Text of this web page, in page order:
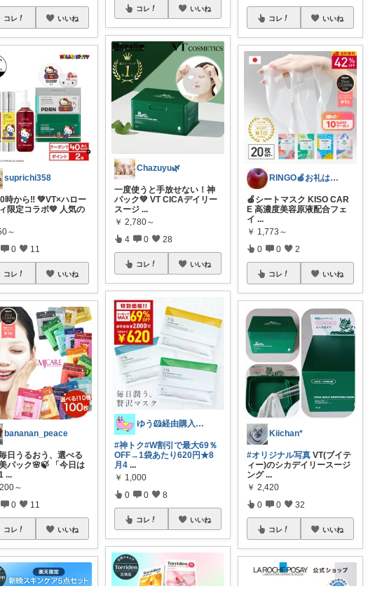
コレ いいね
suprichi358
時から‼️ 💚VT×ハロー
限定コラボ💚 人気の
～
0 11
コレ いいね
bananan_peace
毎日うるおう、選べる
パック🌸🍃 「今日は
...
～
0 11
コレ いいね
コレ いいね
Chazuyu🌿
一度使うと手放せない！神
パック💚 VT CICAデイリー
スージ ...
￥ 2,780～
4 0 28
コレ いいね
ゆう🐹経由購入感謝🙇‍♀️
#神トク#W割引で最大69％
OFF→1袋あたり620円★8
月4 ...
￥ 1,000
0 0 8
コレ いいね
コレ いいね
RINGO🍎お礼はプロフ🍎
🍎シートマスク KISO CAR
E 高濃度美容原液配合フェ
イ ...
￥ 1,773～
0 0 2
コレ いいね
Kiichan*
#オリジナル写真 VT(ブイテ
ィー)のシカデイリースージ
ング ...
￥ 2,420
0 0 32
コレ いいね